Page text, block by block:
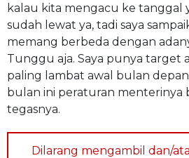
kalau kita mengacu ke tanggal
sudah lewat ya, tadi saya
memang berbeda dengan
Tunggu aja. Saya punya target
paling lambat awal bulan depan
bulan ini peraturan menterinya
tegasnya.
Dilarang mengambil dan/